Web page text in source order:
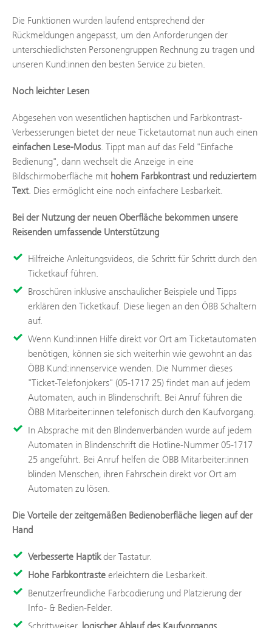
Die Funktionen wurden laufend entsprechend der
Rückmeldungen angepasst, um den Anforderungen der
unterschiedlichsten Personengruppen Rechnung zu tragen und
unseren Kund:innen den besten Service zu bieten.
Noch leichter Lesen
Abgesehen von wesentlichen haptischen und Farbkontrast-
Verbesserungen bietet der neue Ticketautomat nun auch einen
einfachen Lese-Modus . Tippt man auf das Feld "Einfache
Bedienung", dann wechselt die Anzeige in eine
Bildschirmoberfläche mit hohem Farbkontrast und reduziertem
Text. Dies ermöglicht eine noch einfachere Lesbarkeit.
Bei der Nutzung der neuen Oberfläche bekommen unsere
Reisenden umfassende Unterstützung
Hilfreiche Anleitungsvideos, die Schritt für Schritt durch den
Ticketkauf führen.
Broschüren inklusive anschaulicher Beispiele und Tipps
erklären den Ticketkauf. Diese liegen an den ÖBB Schaltern
auf.
Wenn Kund:innen Hilfe direkt vor Ort am Ticketautomaten
benötigen, können sie sich weiterhin wie gewohnt an das
ÖBB Kund:innenservice wenden. Die Nummer dieses
"Ticket-Telefonjokers" (05-1717 25) findet man auf jedem
Automaten, auch in Blindenschrift. Bei Anruf führen die
ÖBB Mitarbeiter:innen telefonisch durch den Kaufvorgang.
In Absprache mit den Blindenverbänden wurde auf jedem
Automaten in Blindenschrift die Hotline-Nummer 05-1717
25 angeführt. Bei Anruf helfen die ÖBB Mitarbeiter:innen
blinden Menschen, ihren Fahrschein direkt vor Ort am
Automaten zu lösen.
Die Vorteile der zeitgemäßen Bedienoberfläche liegen auf der
Hand
Verbesserte Haptikder Tastatur.
Hohe Farbkontraste erleichtern die Lesbarkeit.
Benutzerfreundliche Farbcodierung und Platzierung der
Info- & Bedien-Felder.
Schrittweiser, logischer Ablauf des Kaufvorgangs